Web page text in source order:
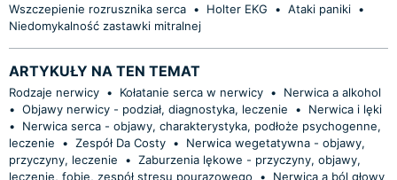
Wszczepienie rozrusznika serca • Holter EKG • Ataki paniki •
Niedomykalność zastawki mitralnej
ARTYKUŁY NA TEN TEMAT
Rodzaje nerwicy • Kołatanie serca w nerwicy •
Nerwica a alkohol
• Objawy nerwicy - podział, diagnostyka, leczenie •
Nerwica i lęki
•
Nerwica serca - objawy, charakterystyka, podłoże psychogenne,
leczenie
• Zespół Da Costy •
Nerwica wegetatywna - objawy,
przyczyny, leczenie
• Zaburzenia lękowe - przyczyny, objawy,
leczenie, fobie, zespół stresu pourazowego
• Nerwica a ból głowy